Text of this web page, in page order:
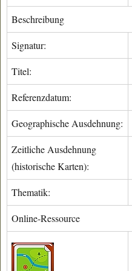
Beschreibung
Signatur:
Titel:
Referenzdatum:
Geographische Ausdehnung:
Zeitliche Ausdehnung
(historische Karten):
Thematik:
Online-Ressource